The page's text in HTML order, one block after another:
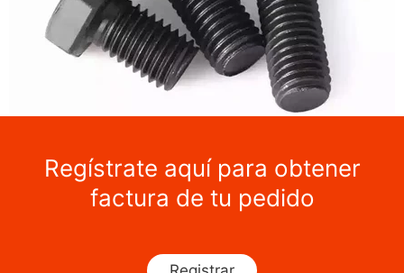
Regístrate aquí para obtener
factura de tu pedido